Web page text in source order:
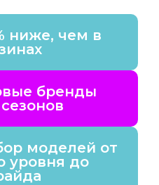
ниже, чем в
бренды
моделей от
уровня до